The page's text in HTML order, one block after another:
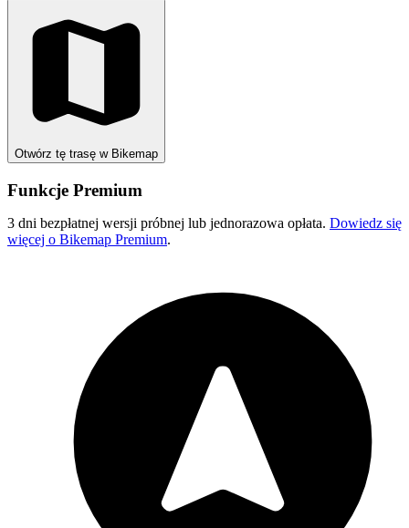
Otwórz tę trasę w Bikemap
Funkcje Premium
3 dni bezpłatnej wersji próbnej lub jednorazowa opłata. Dowiedz się
więcej o Bikemap Premium.